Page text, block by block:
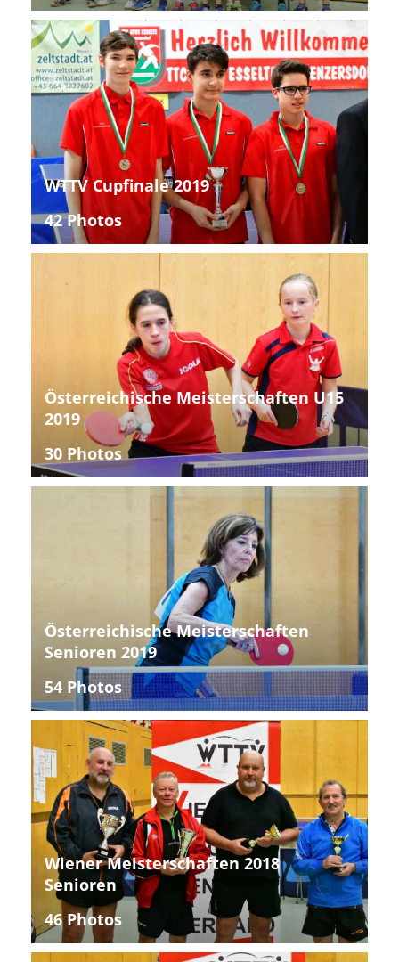
WTTV Cupfinale 2019
42 Photos
Österreichische Meisterschaften U15
2019
30 Photos
Österreichische Meisterschaften
Senioren 2019
54 Photos
Wiener Meisterschaften 2018
Senioren
46 Photos